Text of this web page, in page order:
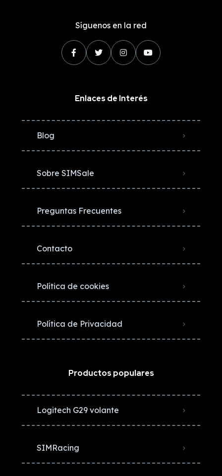
Síguenos en la red
Enlaces de Interés
Blog
Sobre SIMSale
Preguntas Frecuentes
Contacto
Política de cookies
Política de Privacidad
Productos populares
Logitech G29 volante
SIMRacing